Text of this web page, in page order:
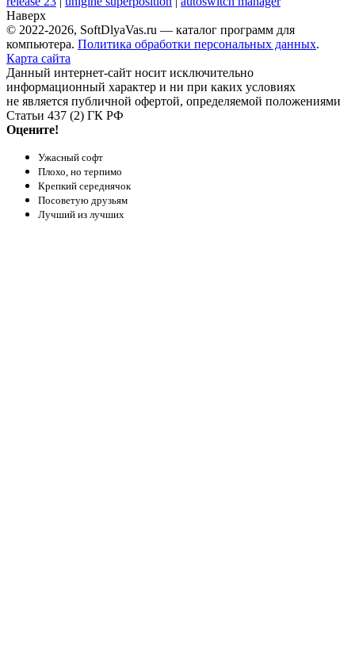
Наверх
© 2022-2026, SoftDlyaVas.ru — каталог программ для
компьютера. Политика обработки персональных данных.
Карта сайта
Данный интернет-сайт носит исключительно
информационный характер и ни при каких условиях
не является публичной офертой, определяемой положениями
Статьи 437 (2) ГК РФ
Оцените!
Ужасный софт
Плохо, но терпимо
Крепкий середнячок
Посоветую друзьям
Лучший из лучших